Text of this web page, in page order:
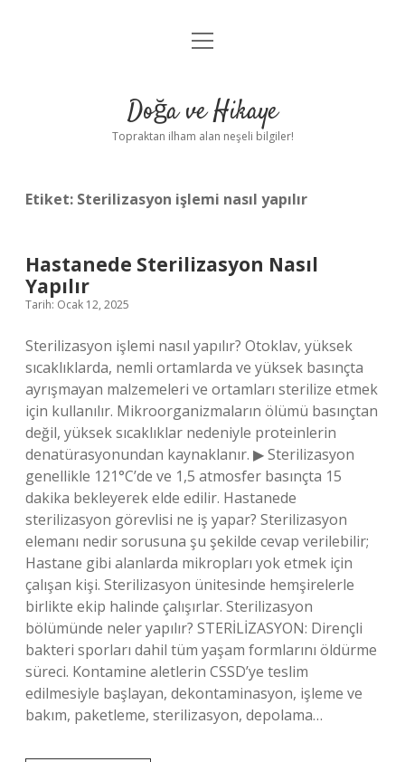
Anasayfa
Yasal Uyarı
menüyü
Doğa ve Hikaye
Topraktan ilham alan neşeli bilgiler!
Etiket: Sterilizasyon işlemi nasıl yapılır
Hastanede Sterilizasyon Nasıl
Yapılır
Tarih: Ocak 12, 2025
Sterilizasyon işlemi nasıl yapılır? Otoklav, yüksek
sıcaklıklarda, nemli ortamlarda ve yüksek basınçta
ayrışmayan malzemeleri ve ortamları sterilize etmek
için kullanılır. Mikroorganizmaların ölümü basınçtan
değil, yüksek sıcaklıklar nedeniyle proteinlerin
denatürasyonundan kaynaklanır. ▶ Sterilizasyon
genellikle 121°C’de ve 1,5 atmosfer basınçta 15
dakika bekleyerek elde edilir. Hastanede
sterilizasyon görevlisi ne iş yapar? Sterilizasyon
elemanı nedir sorusuna şu şekilde cevap verilebilir;
Hastane gibi alanlarda mikropları yok etmek için
çalışan kişi. Sterilizasyon ünitesinde hemşirelerle
birlikte ekip halinde çalışırlar. Sterilizasyon
bölümünde neler yapılır? STERİLİZASYON: Dirençli
bakteri sporları dahil tüm yaşam formlarını öldürme
süreci. Kontamine aletlerin CSSD’ye teslim
edilmesiyle başlayan, dekontaminasyon, işleme ve
bakım, paketleme, sterilizasyon, depolama…